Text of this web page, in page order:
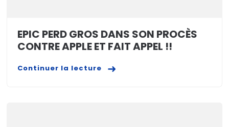
EPIC PERD GROS DANS SON PROCÈS
CONTRE APPLE ET FAIT APPEL !!
Continuer la lecture